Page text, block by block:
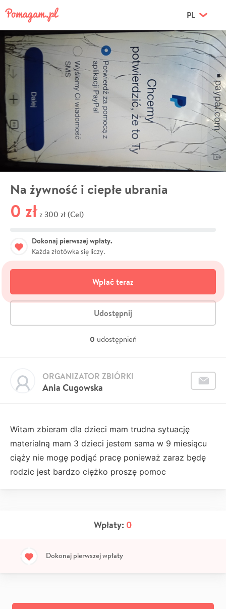
PL
Na żywność i ciepłe ubrania
0 zł z 300 zł (Cel)
Dokonaj pierwszej wpłaty.
Każda złotówka się liczy.
Wpłać teraz
Udostępnij
0 udostępnień
Ania Cugowska
ORGANIZATOR ZBIÓRKI
Witam zbieram dla dzieci mam trudna sytuację
materialną mam 3 dzieci jestem sama w 9 miesiącu
ciąży nie mogę podjąć pracę ponieważ zaraz będę
rodzic jest bardzo ciężko proszę pomoc
Wpłaty: 0
Dokonaj pierwszej wpłaty